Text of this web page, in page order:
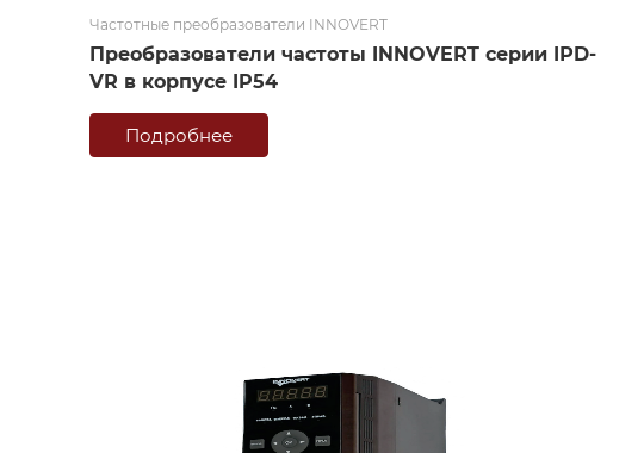
Частотные преобразователи INNOVERT
Преобразователи частоты INNOVERT серии IРD-
VR в корпусе IP54
Подробнее